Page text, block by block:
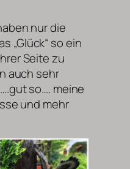
nur die
„Glück“ so ein
Seite zu
auch sehr
so…. meine
und mehr